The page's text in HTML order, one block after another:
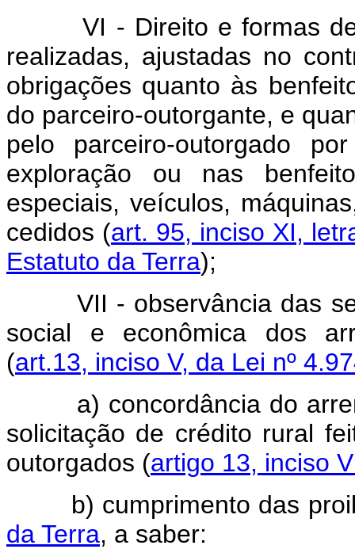
VI - Direito e formas de
realizadas, ajustadas no
obrigações quanto às
do parceiro-outorgante, e
pelo parceiro-outorgado
exploração ou nas
especiais, veículos,
cedidos (art. 95, inciso XI,
Estatuto da Terra);
VII - observância das
social e econômica dos
(art.13, inciso V, da Lei nº
a) concordância do
solicitação de crédito rural
outorgados (artigo 13, inciso
b) cumprimento das
da Terra, a saber: